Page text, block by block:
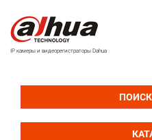
IP камеры и видеорегистраторы Dahua